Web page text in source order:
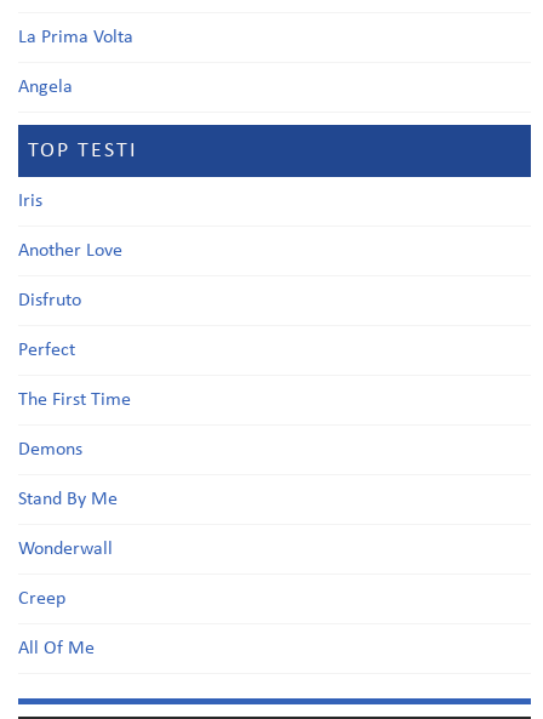
La Prima Volta
Angela
TOP TESTI
Iris
Another Love
Disfruto
Perfect
The First Time
Demons
Stand By Me
Wonderwall
Creep
All Of Me